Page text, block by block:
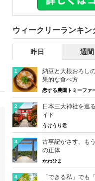
ウィークリーランキン
昨日 週間
1
納豆と大根おろし
果的な食べ方
恋する農園トミーファ
2
日本三大神社を巡
イド
うけうり君
3
古事記がさす、も
の正体
かわひま
4
「できる私」でも